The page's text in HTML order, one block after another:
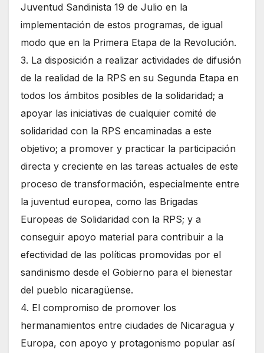
Juventud Sandinista 19 de Julio en la
implementación de estos programas, de igual
modo que en la Primera Etapa de la Revolución.
3. La disposición a realizar actividades de difusión
de la realidad de la RPS en su Segunda Etapa en
todos los ámbitos posibles de la solidaridad; a
apoyar las iniciativas de cualquier comité de
solidaridad con la RPS encaminadas a este
objetivo; a promover y practicar la participación
directa y creciente en las tareas actuales de este
proceso de transformación, especialmente entre
la juventud europea, como las Brigadas
Europeas de Solidaridad con la RPS; y a
conseguir apoyo material para contribuir a la
efectividad de las políticas promovidas por el
sandinismo desde el Gobierno para el bienestar
del pueblo nicaragüense.
4. El compromiso de promover los
hermanamientos entre ciudades de Nicaragua y
Europa, con apoyo y protagonismo popular así